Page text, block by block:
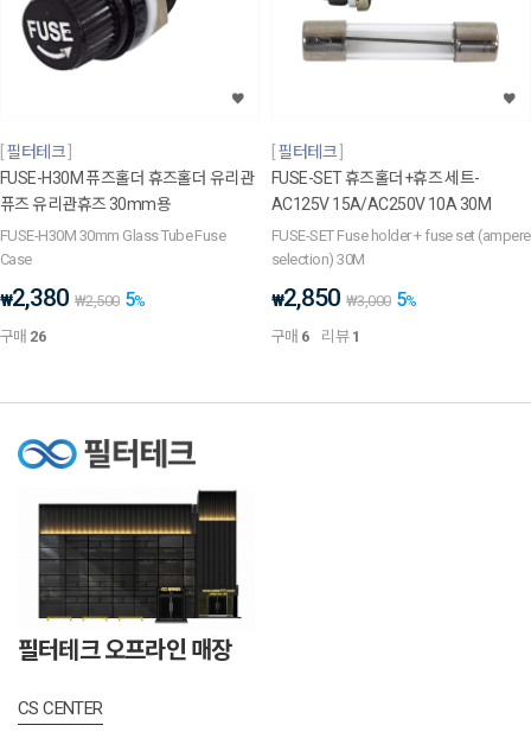
필터테크
FUSE-H30M 퓨즈홀더 휴즈홀더 유리관
퓨즈 유리관휴즈 30mm용
FUSE-H30M 30mm Glass Tube Fuse
Case
₩2,380 ₩2,500 5%
구매 26
필터테크
FUSE-SET 휴즈홀더+휴즈 세트-
AC125V 15A/AC250V 10A 30M
FUSE-SET Fuse holder + fuse set (ampere
selection) 30M
₩2,850 ₩3,000 5%
구매 6 리뷰 1
필터테크 오프라인 매장
CS CENTER